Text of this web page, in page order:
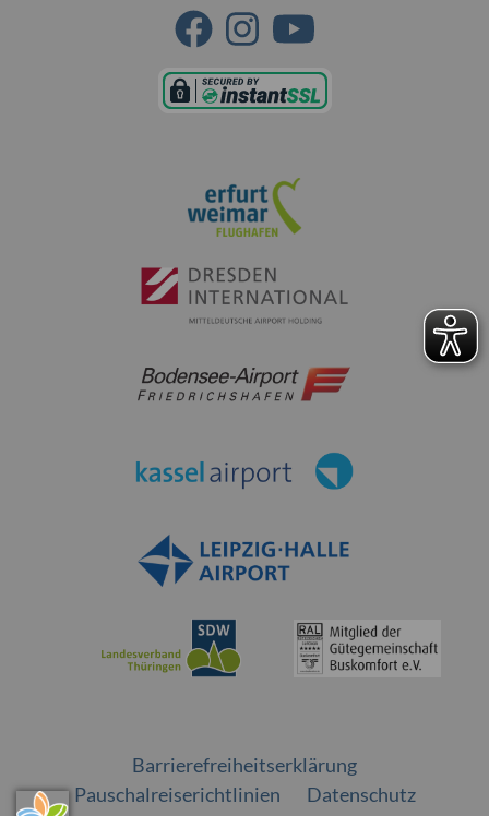
Barrierefreiheitserklärung
Pauschalreiserichtlinien
Datenschutz